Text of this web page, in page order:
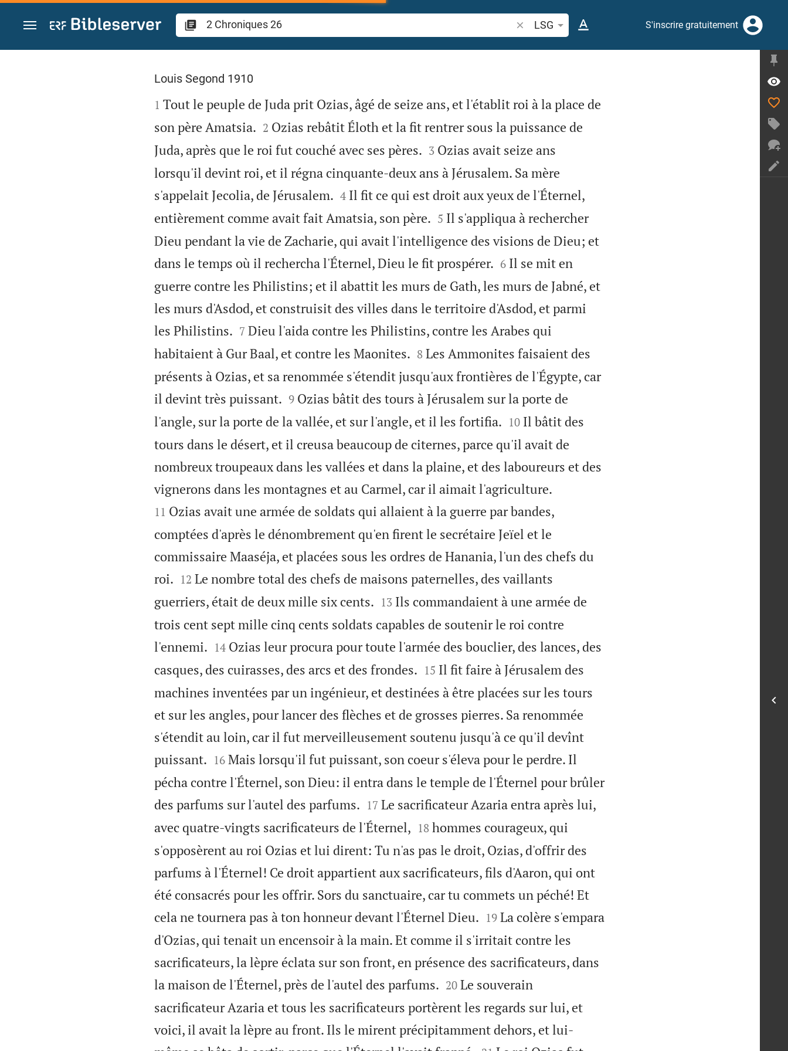
Aller vers contenu
Recherche d'un verset biblique ou mot
LSG S'inscrire gratuitement
2 Chroniques 26
Louis Segond 1910

1 Tout le peuple de Juda prit Ozias, âgé de seize ans, et l'établit roi à la place de
son père Amatsia.
2 Ozias rebâtit Éloth et la fit rentrer sous la puissance de
Juda, après que le roi fut couché avec ses pères.
3 Ozias avait seize ans
lorsqu'il devint roi, et il régna cinquante-deux ans à Jérusalem. Sa mère
s'appelait Jecolia, de Jérusalem.
4 Il fit ce qui est droit aux yeux de l'Éternel,
entièrement comme avait fait Amatsia, son père.
5 Il s'appliqua à rechercher
Dieu pendant la vie de Zacharie, qui avait l'intelligence des visions de Dieu; et
dans le temps où il rechercha l'Éternel, Dieu le fit prospérer.
6 Il se mit en
guerre contre les Philistins; et il abattit les murs de Gath, les murs de Jabné, et
les murs d'Asdod, et construisit des villes dans le territoire d'Asdod, et parmi
les Philistins.
7 Dieu l'aida contre les Philistins, contre les Arabes qui
habitaient à Gur Baal, et contre les Maonites.
8 Les Ammonites faisaient des
présents à Ozias, et sa renommée s'étendit jusqu'aux frontières de l'Égypte, car
il devint très puissant.
9 Ozias bâtit des tours à Jérusalem sur la porte de
l'angle, sur la porte de la vallée, et sur l'angle, et il les fortifia.
10 Il bâtit des
tours dans le désert, et il creusa beaucoup de citernes, parce qu'il avait de
nombreux troupeaux dans les vallées et dans la plaine, et des laboureurs et des
vignerons dans les montagnes et au Carmel, car il aimait l'agriculture.
11 Ozias avait une armée de soldats qui allaient à la guerre par bandes,
comptées d'après le dénombrement qu'en firent le secrétaire Jeïel et le
commissaire Maaséja, et placées sous les ordres de Hanania, l'un des chefs du
roi.
12 Le nombre total des chefs de maisons paternelles, des vaillants
guerriers, était de deux mille six cents.
13 Ils commandaient à une armée de
trois cent sept mille cinq cents soldats capables de soutenir le roi contre
l'ennemi.
14 Ozias leur procura pour toute l'armée des bouclier, des lances, des
casques, des cuirasses, des arcs et des frondes.
15 Il fit faire à Jérusalem des
machines inventées par un ingénieur, et destinées à être placées sur les tours
et sur les angles, pour lancer des flèches et de grosses pierres. Sa renommée
s'étendit au loin, car il fut merveilleusement soutenu jusqu'à ce qu'il devînt
puissant.
16 Mais lorsqu'il fut puissant, son coeur s'éleva pour le perdre. Il
pécha contre l'Éternel, son Dieu: il entra dans le temple de l'Éternel pour brûler
des parfums sur l'autel des parfums.
17 Le sacrificateur Azaria entra après lui,
avec quatre-vingts sacrificateurs de l'Éternel,
18 hommes courageux, qui
s'opposèrent au roi Ozias et lui dirent: Tu n'as pas le droit, Ozias, d'offrir des
parfums à l'Éternel! Ce droit appartient aux sacrificateurs, fils d'Aaron, qui ont
été consacrés pour les offrir. Sors du sanctuaire, car tu commets un péché! Et
cela ne tournera pas à ton honneur devant l'Éternel Dieu.
19 La colère s'empara
d'Ozias, qui tenait un encensoir à la main. Et comme il s'irritait contre les
sacrificateurs, la lèpre éclata sur son front, en présence des sacrificateurs, dans
la maison de l'Éternel, près de l'autel des parfums.
20 Le souverain
sacrificateur Azaria et tous les sacrificateurs portèrent les regards sur lui, et
voici, il avait la lèpre au front. Ils le mirent précipitamment dehors, et lui-